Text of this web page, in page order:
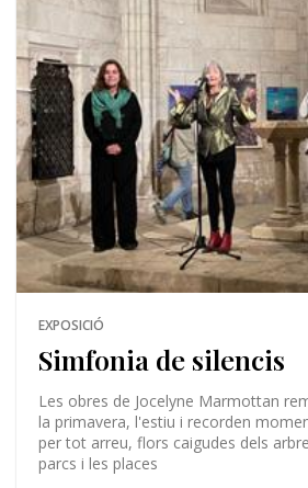
EXPOSICIÓ
Simfonia de silencis
Les obres de Jocelyne Marmottan
la primavera, l'estiu i recorden
per tot arreu, flors caigudes dels
parcs i les places